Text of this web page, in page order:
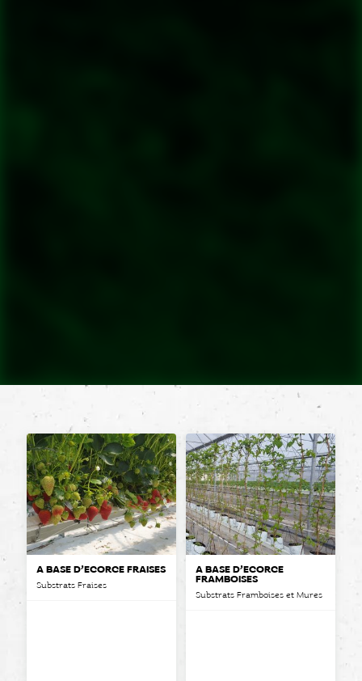
A BASE D’ÉCORCE FRAISES
Substrats Fraises
A BASE D’ÉCORCE
FRAMBOISES
Substrats Framboises et Mures